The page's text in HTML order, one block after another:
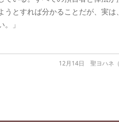
うとすれば分かることだが、実
」
12月14日 聖ヨハネ